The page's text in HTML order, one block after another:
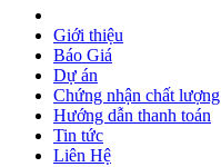
Giới thiệu
Báo Giá
Dự án
Chứng nhận chất lượng
Hướng dẫn thanh toán
Tin tức
Liên Hệ